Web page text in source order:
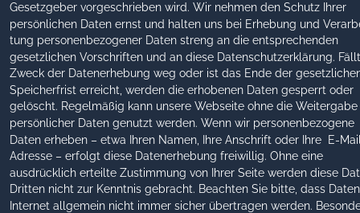
Gesetzgeber vorgeschrieben wird. Wir nehmen den Schutz Ihrer
persönlichen Daten ernst und halten uns bei Erhebung und
tung personenbezogener Daten streng an die entsprechenden
gesetzlichen Vorschriften und an diese Datenschutzerklärung.
Zweck der Datenerhebung weg oder ist das Ende der
Speicherfrist erreicht, werden die erhobenen Daten gesperrt oder
gelöscht. Regelmäßig kann unsere Webseite ohne die Weitergabe
persönlicher Daten genutzt werden. Wenn wir personenbezogene
Daten erheben – etwa Ihren Namen, Ihre Anschrift oder Ihre  E-
Adresse – erfolgt diese Datenerhebung freiwillig. Ohne eine
ausdrücklich erteilte Zustimmung von Ihrer Seite werden diese
Dritten nicht zur Kenntnis gebracht. Beachten Sie bitte, dass
Internet allgemein nicht immer sicher übertragen werden.